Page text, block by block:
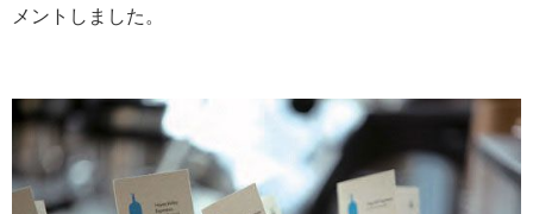
メントしました。